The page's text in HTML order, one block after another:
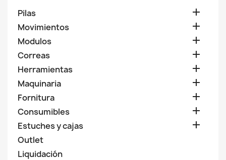
Pilas 
Movimientos 
Modulos 
Correas 
Herramientas 
Maquinaria 
Fornitura 
Consumibles 
Estuches y cajas 
Outlet
Liquidación